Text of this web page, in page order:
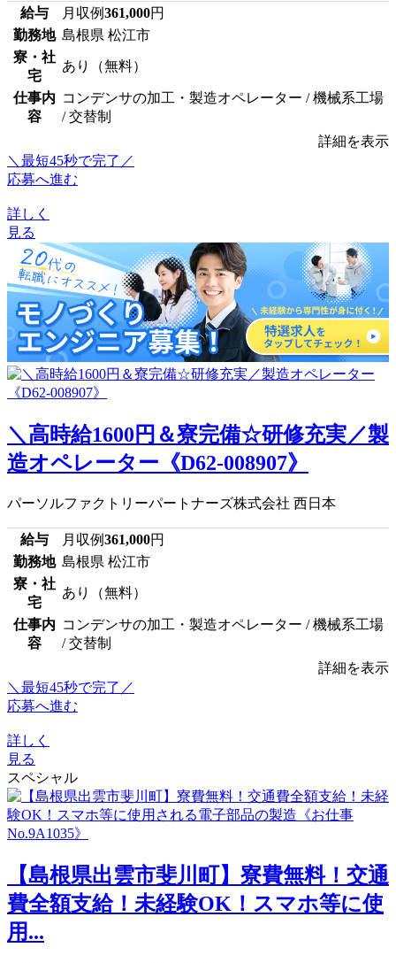
給与 月収例361,000円
勤務地 島根県 松江市
寮・社
宅
あり（無料）
仕事内
容
コンデンサの加工・製造オペレーター / 機械系工場
/ 交替制
詳細を表示
＼最短45秒で完了／
応募へ進む
詳しく
見る
＼高時給1600円＆寮完備☆研修充実／製
造オペレーター《D62-008907》
パーソルファクトリーパートナーズ株式会社 西日本
給与 月収例361,000円
勤務地 島根県 松江市
寮・社
宅
あり（無料）
仕事内
容
コンデンサの加工・製造オペレーター / 機械系工場
/ 交替制
詳細を表示
＼最短45秒で完了／
応募へ進む
詳しく
見る
スペシャル
【島根県出雲市斐川町】寮費無料！交通
費全額支給！未経験OK！スマホ等に使
用...